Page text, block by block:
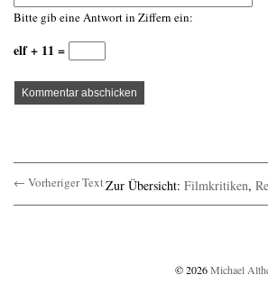
Bitte gib eine Antwort in Ziffern ein:
elf + 11 =
← Vorheriger TextZur Übersicht: Filmkritiken,
© 2026Michael